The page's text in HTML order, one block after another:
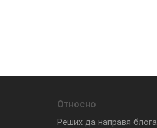
Относно
Реших да направя блога